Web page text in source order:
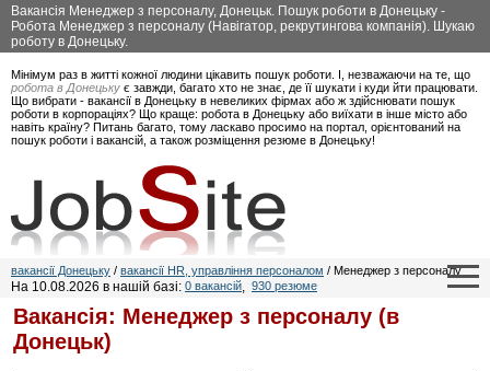
Вакансія Менеджер з персоналу, Донецьк. Пошук роботи в Донецьку -
Робота Менеджер з персоналу (Навігатор, рекрутингова компанія). Шукаю
роботу в Донецьку.
Мінімум раз в житті кожної людини цікавить пошук роботи. І, незважаючи на те, що
робота в Донецьку є завжди, багато хто не знає, де її шукати і куди йти працювати.
Що вибрати - вакансії в Донецьку в невеликих фірмах або ж здійснювати пошук
роботи в корпораціях? Що краще: робота в Донецьку або виїхати в інше місто або
навіть країну? Питань багато, тому ласкаво просимо на портал, орієнтований на
пошук роботи і вакансій, а також розміщення резюме в Донецьку!
вакансії Донецьку / вакансії HR, управління персоналом / Менеджер з персоналу
На 10.08.2026 в нашій базі: 0 вакансій, 930 резюме
Вакансія: Менеджер з персоналу (в
Донецьк)